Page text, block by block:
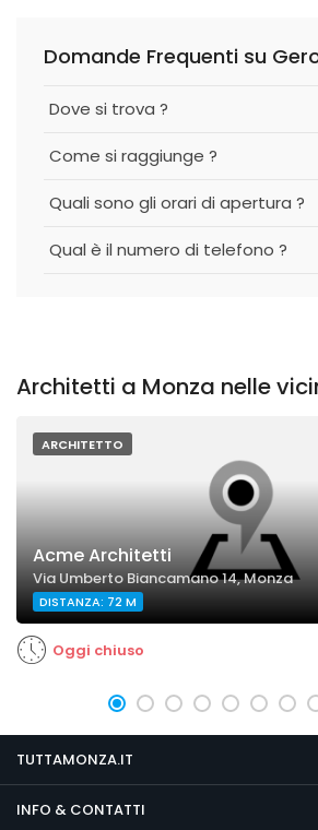
Dove si trova ?
Come si raggiunge ?
Quali sono gli orari di apertura ?
Qual è il numero di telefono ?
Architetti a Monza nelle
ARCHITETTO
Acme Architetti
Via Umberto Biancamano 14, Monza
DISTANZA: 72 M
Oggi chiuso
TUTTAMONZA.IT
INFO & CONTATTI